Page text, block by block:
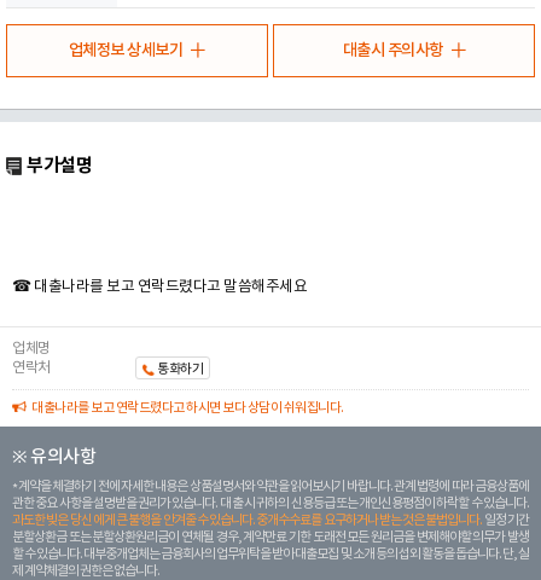
업체정보 상세보기 대출시 주의사항
부가설명
☎ 대출나라를 보고 연락드렸다고 말씀해주세요
업체명
연락처
통화하기
대출나라를 보고 연락드렸다고 하시면 보다 상담이 쉬워집니다.
※ 유의사항
계약을 체결하기 전에 자세한 내용은 상품설명서와 약관을 읽어보시기 바랍니다. 관계 법령에 따라 금융상품에
관한 중요 사항을 설명받을 권리가 있습니다. 대 출 시 귀하의 신용등급 또는 개인신용평점이 하락할 수 있습니다.
과도한 빚은 당신 에게 큰 불행을 안겨줄 수 있습니다. 중개수수료를 요구하거나 받는 것은 불법입니다. 일정 기간
분할상환금 또는 분할상환원리금이 연체될 경우, 계약만료 기한 도래전 모든 원리금을 변제해야할 의무가 발생
할 수 있습니다. 대부중개업체는 금융회사의 업무위탁을 받아 대출모집 및 소개 등의 섭외 활동을 돕습니다. 단, 실
제 계약체결의 권한은 없습니다.